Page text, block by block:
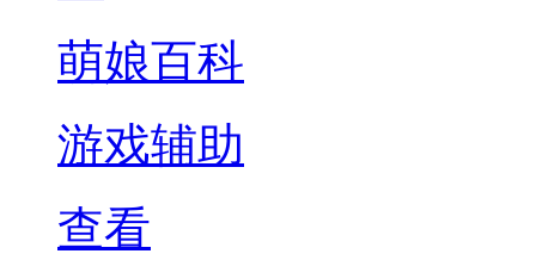
萌娘百科
游戏辅助
查看